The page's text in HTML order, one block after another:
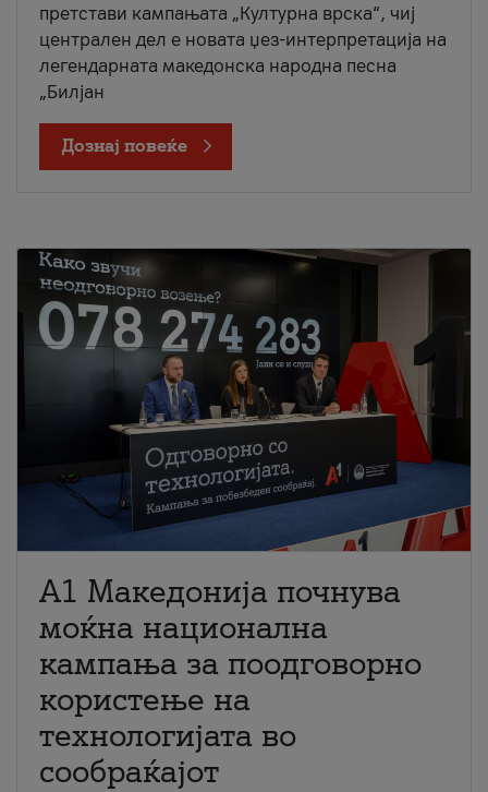
претстави кампањата „Културна врска“, чиј
централен дел е новата џез-интерпретација на
легендарната македонска народна песна
„Билјан
Дознај повеќе
A1 Македонија почнува
моќна национална
кампања за поодговорно
користење на
технологијата во
сообраќајот